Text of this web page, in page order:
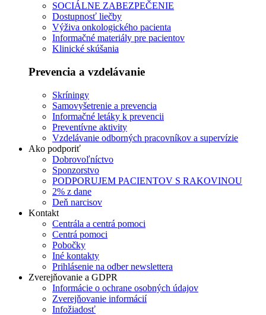
SOCIÁLNE ZABEZPEČENIE
Dostupnosť liečby
Výživa onkologického pacienta
Informačné materiály pre pacientov
Klinické skúšania
Prevencia a vzdelávanie
Skríningy
Samovyšetrenie a prevencia
Informačné letáky k prevencii
Preventívne aktivity
Vzdelávanie odborných pracovníkov a supervízie
Ako podporiť
Dobrovoľníctvo
Sponzorstvo
PODPORUJEM PACIENTOV S RAKOVINOU
2% z dane
Deň narcisov
Kontakt
Centrála a centrá pomoci
Centrá pomoci
Pobočky
Iné kontakty
Prihlásenie na odber newslettera
Zverejňovanie a GDPR
Informácie o ochrane osobných údajov
Zverejňovanie informácií
Infožiadosť